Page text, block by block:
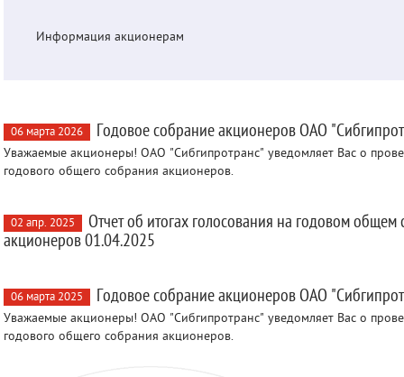
Информация акционерам
06 марта 2026 Годовое собрание акционеров ОАО
Уважаемые акционеры! ОАО "Сибгипротранс" уведомляет Вас о
годового общего собрания акционеров.
02 апр. 2025
Отчет об итогах голосования на годовом общем
акционеров 01.04.2025
06 марта 2025 Годовое собрание акционеров ОАО
Уважаемые акционеры! ОАО "Сибгипротранс" уведомляет Вас о
годового общего собрания акционеров.